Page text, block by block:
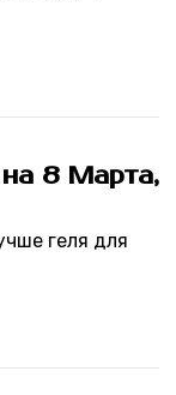
8 Марта,
геля для